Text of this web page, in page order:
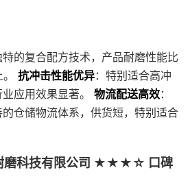
特的复合配方技术，产品耐磨性能比
抗冲击性能优异：特别适合高冲
应用效果显著。 物流配送高效：
仓储物流体系，供货短，特别适合
磨科技有限公司 ★★★☆ 口碑